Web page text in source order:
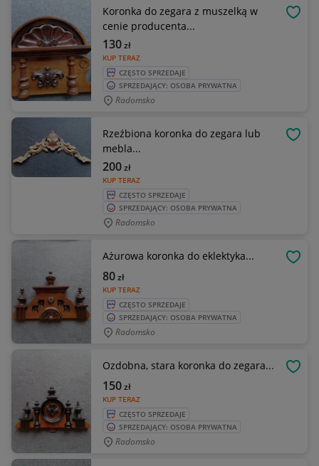
Koronka do zegara z muszelką w
cenie producenta...
KUP TERAZ
130zł
CZĘSTO SPRZEDAJE
SPRZEDAJĄCY: OSOBA PRYWATNA
Radomsko
Rzeźbiona koronka do zegara lub
mebla...
KUP TERAZ
200zł
CZĘSTO SPRZEDAJE
SPRZEDAJĄCY: OSOBA PRYWATNA
Radomsko
Ażurowa koronka do eklektyka...
KUP TERAZ
80zł
CZĘSTO SPRZEDAJE
SPRZEDAJĄCY: OSOBA PRYWATNA
Radomsko
Ozdobna, stara koronka do zegara...
KUP TERAZ
150zł
CZĘSTO SPRZEDAJE
SPRZEDAJĄCY: OSOBA PRYWATNA
Radomsko